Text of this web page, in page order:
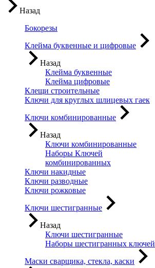
Назад
Бокорезы
Клейма буквенные и цифровые
Назад
Клейма буквенные
Клейма цифровые
Клещи строительные
Ключи для круглых шлицевых гаек
Ключи комбинированные
Назад
Ключи комбинированные
Наборы Ключей
комбинированных
Ключи накидные
Ключи разводные
Ключи рожковые
Ключи шестигранные
Назад
Ключи шестигранные
Наборы шестигранных ключей
Маски сварщика, стекла, каски